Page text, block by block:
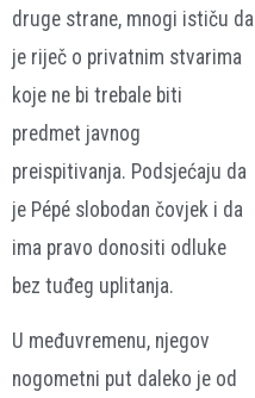
druge strane, mnogi ističu da
je riječ o privatnim stvarima
koje ne bi trebale biti
predmet javnog
preispitivanja. Podsjećaju da
je Pépé slobodan čovjek i da
ima pravo donositi odluke
bez tuđeg uplitanja.
U međuvremenu, njegov
nogometni put daleko je od